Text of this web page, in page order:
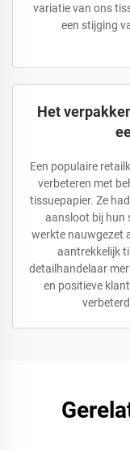
variatie van ons
een stijging
Het
Een populaire
verbeteren met
tissuepapier. Ze
aansloot bij hun
werkte nauwgezet
aantrekkelijk
detailhandelaar
en positieve